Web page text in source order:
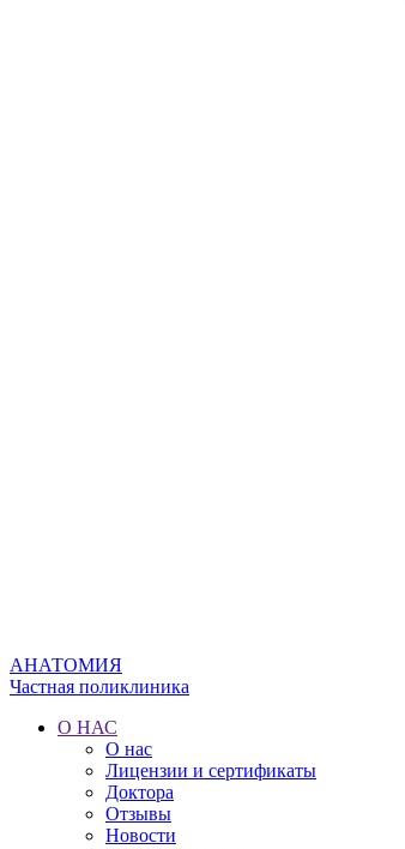
АНАТОМИЯ
Частная поликлиника
О НАС
О нас
Лицензии и сертификаты
Доктора
Отзывы
Новости